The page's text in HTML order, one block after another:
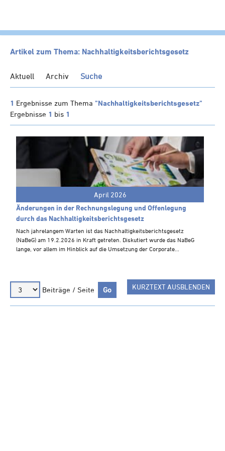
LEISTUNGEN
SERVICE
Klienten-Info
Management-Info
Ärzte-Info
Gastronomie-Info
Vermieter-Info
Landwirte-Info
Steuern A-Z
Videoarchiv
Artikel zum Thema: Nachhaltigkeitsberichtsgesetz
Aktuell Archiv Suche
1 Ergebnisse zum Thema "Nachhaltigkeitsberichtsgesetz"
Ergebnisse 1 bis 1
April 2026
Änderungen in der Rechnungslegung und Offenlegung
durch das Nachhaltigkeits­berichts­gesetz
Nach jahrelangem Warten ist das Nachhaltigkeitsberichtsgesetz
(NaBeG) am 19.2.2026 in Kraft getreten. Diskutiert wurde das NaBeG
lange, vor allem im Hinblick auf die Umsetzung der Corporate...
Beiträge / Seite KURZTEXT AUSBLENDEN